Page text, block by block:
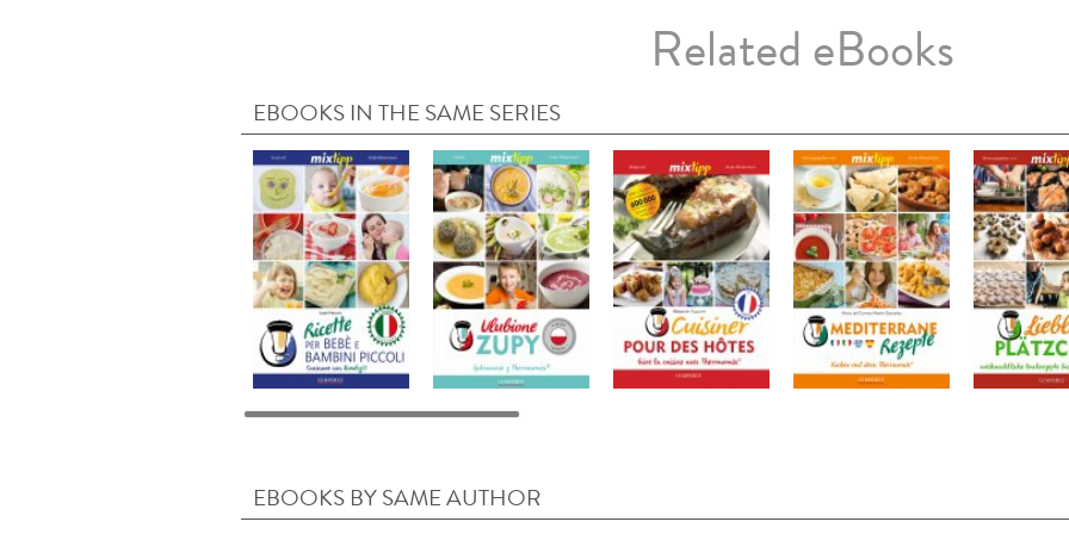
Related eBooks
EBOOKS IN THE SAME SERIES
EBOOKS BY SAME AUTHOR